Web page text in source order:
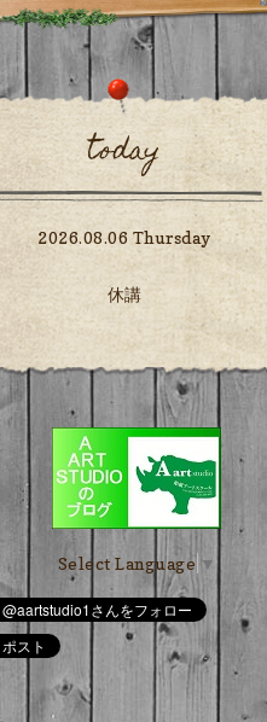
today
2026.08.06 Thursday
休講
Select Language ▼